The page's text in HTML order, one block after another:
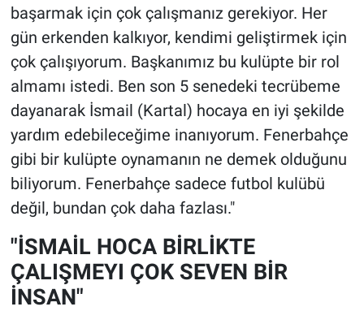
başarmak için çok çalışmanız gerekiyor. Her
gün erkenden kalkıyor, kendimi geliştirmek için
çok çalışıyorum. Başkanımız bu kulüpte bir rol
almamı istedi. Ben son 5 senedeki tecrübeme
dayanarak İsmail (Kartal) hocaya en iyi şekilde
yardım edebileceğime inanıyorum. Fenerbahçe
gibi bir kulüpte oynamanın ne demek olduğunu
biliyorum. Fenerbahçe sadece futbol kulübü
değil, bundan çok daha fazlası."
"İSMAİL HOCA BİRLİKTE
ÇALIŞMEYI ÇOK SEVEN BİR
İNSAN"